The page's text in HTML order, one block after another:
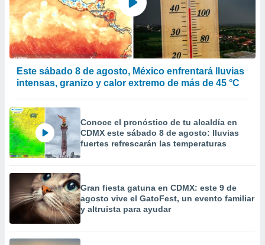
Este sábado 8 de agosto, México enfrentará lluvias
intensas, granizo y calor extremo de más de 45 °C
Conoce el pronóstico de tu alcaldía en
CDMX este sábado 8 de agosto: lluvias
fuertes refrescarán las temperaturas
Gran fiesta gatuna en CDMX: este 9 de
agosto vive el GatoFest, un evento familiar
y altruista para ayudar